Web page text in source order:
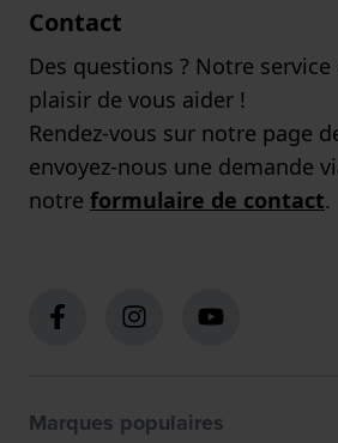
Contact
Des questions ? Notre
plaisir de vous aider !
Rendez-vous sur notre page
envoyez-nous une demande
notre formulaire de contact.
Marques populaires